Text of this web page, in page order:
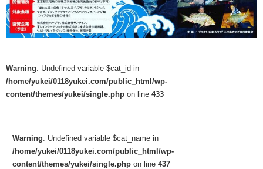
Warning: Undefined variable $cat_id in
/home/yukei/0118yukei.com/public_html/wp-
content/themes/yukei/single.php on line 433
Warning: Undefined variable $cat_name in
/home/yukei/0118yukei.com/public_html/wp-
content/themes/yukei/single.php on line 437